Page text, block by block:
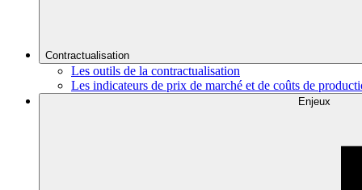
Contractualisation
Les outils de la contractualisation
Les indicateurs de prix de marché et de coûts de
Enjeux